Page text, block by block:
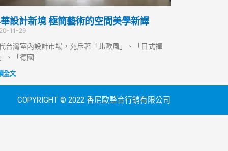
設計新境 極簡藝術的空間美學新譯
11-29
台灣室內設計市場，充斥著「北歐風」、「日式禪
、「德國
全文
COPYRIGHT © 2022 香尼歐整合行銷有限公司